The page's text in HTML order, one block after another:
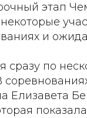
этап
и
сразу по
Елизавета